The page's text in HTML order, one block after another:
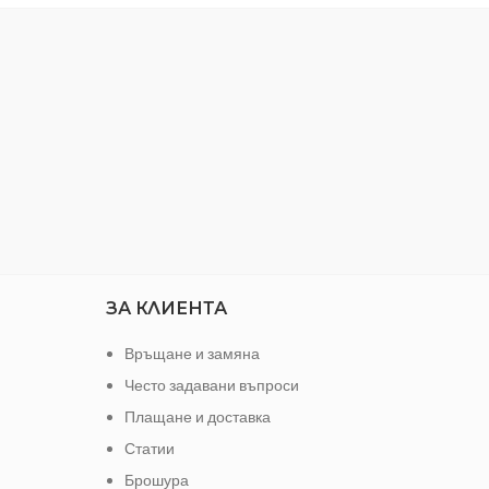
ЗА КЛИЕНТА
Връщане и замяна
Често задавани въпроси
Плащане и доставка
Статии
Брошура